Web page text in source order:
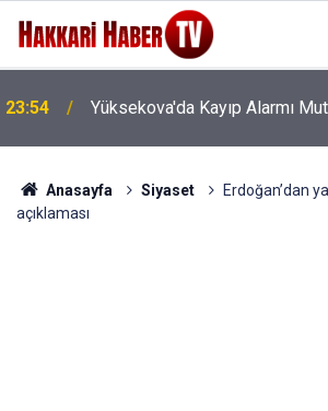
23:54 Yüksekova'da Kayıp Alarmı
Anasayfa Siyaset
Erdoğan’dan
açıklaması